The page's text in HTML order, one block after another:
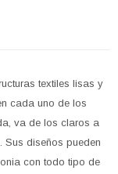
textiles lisas y
cada uno de los
va de los claros a
diseños pueden
con todo tipo de